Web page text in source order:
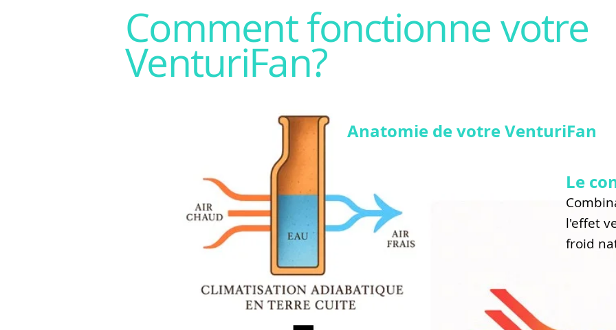
Comment fonctionne votre
VenturiFan?
Anatomie de votre VenturiFan
Le
l'effet
froid